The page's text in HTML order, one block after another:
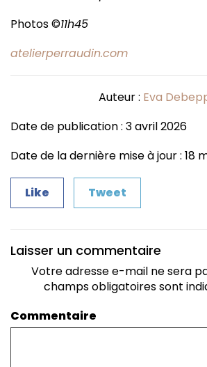
Photos ©11h45
atelierperraudin.com
Auteur : Eva
Date de publication : 3 avril 2026
Date de la dernière mise à jour : 18
Like Tweet
Laisser un commentaire
Votre adresse e-mail ne sera
champs obligatoires sont
Commentaire